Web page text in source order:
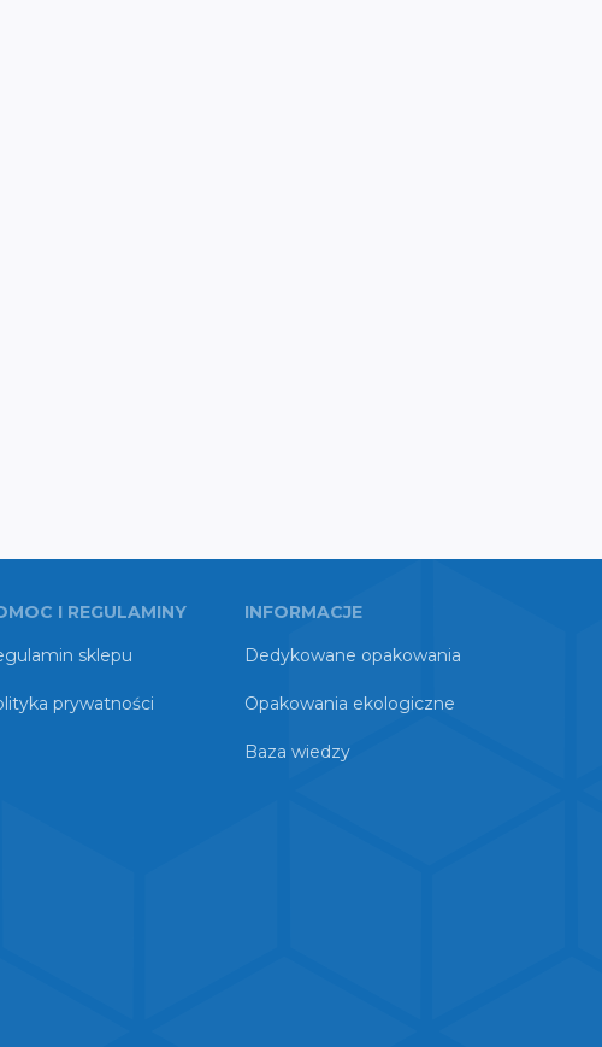
I REGULAMINY
sklepu
prywatności
INFORMACJE
Dedykowane opakowania
Opakowania ekologiczne
Baza wiedzy